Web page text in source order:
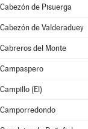
Cabezón de Pisuerga
Cabezón de Valderaduey
Cabreros del Monte
Campaspero
Campillo (El)
Camporredondo